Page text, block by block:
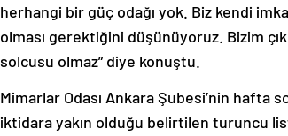
herhangi bir güç odağı yok. Biz kendi
olması gerektiğini düşünüyoruz. Bizim
solcusu olmaz” diye konuştu.
Mimarlar Odası Ankara Şubesi’nin hafta
iktidara yakın olduğu belirtilen turuncu